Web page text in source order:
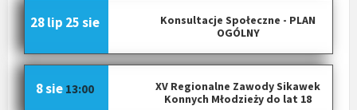
Konsultacje Społeczne - PLAN
OGÓLNY
28 lip 25 sie
XV Regionalne Zawody Sikawek
Konnych Młodzieży do lat 18
8 sie 13:00